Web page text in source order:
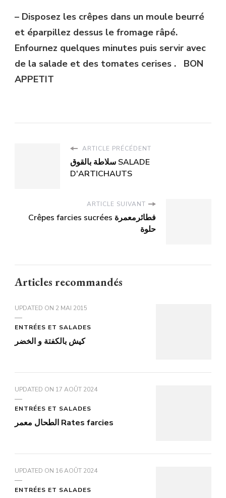
– Disposez les crêpes dans un moule beurré
et éparpillez dessus le fromage râpé.
Enfournez quelques minutes puis servir avec
de la salade et des tomates cerises . BON
APPETIT
ARTICLE PRÉCÉDENT
سلاطة بالقوق SALADE
D'ARTICHAUTS
ARTICLE SUIVANT
Crêpes farcies sucrées فطائرمعمرة
حلوة
Articles recommandés
UPDATED ON 2 MAI 2015
ENTRÉES ET SALADES
كيش بالكفتة و الخضر
UPDATED ON 17 AOÛT 2024
ENTRÉES ET SALADES
الطحال معمر Rates farcies
UPDATED ON 16 AOÛT 2024
ENTRÉES ET SALADES